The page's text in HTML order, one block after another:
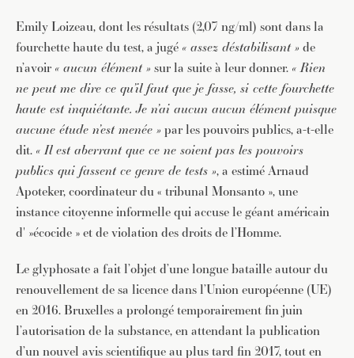
Emily Loizeau, dont les résultats (2,07 ng/ml) sont dans la
fourchette haute du test, a jugé « assez déstabilisant » de
n’avoir « aucun élément » sur la suite à leur donner. « Rien
ne peut me dire ce qu’il faut que je fasse, si cette fourchette
haute est inquiétante. Je n’ai aucun aucun élément puisque
aucune étude n’est menée » par les pouvoirs publics, a-t-elle
dit. « Il est aberrant que ce ne soient pas les pouvoirs
publics qui fassent ce genre de tests », a estimé Arnaud
Apoteker, coordinateur du « tribunal Monsanto », une
instance citoyenne informelle qui accuse le géant américain
d' »écocide » et de violation des droits de l’Homme.
Le glyphosate a fait l’objet d’une longue bataille autour du
renouvellement de sa licence dans l’Union européenne (UE)
en 2016. Bruxelles a prolongé temporairement fin juin
l’autorisation de la substance, en attendant la publication
d’un nouvel avis scientifique au plus tard fin 2017, tout en